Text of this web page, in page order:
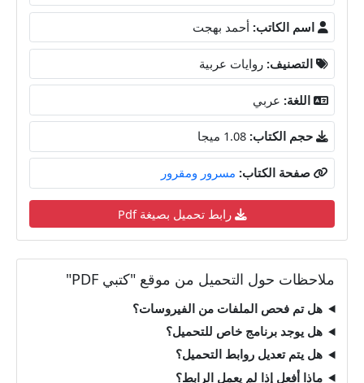
اسم الكاتب: أحمد بهجت
التصنيف: روايات عربية
اللغة: عربي
حجم الكتاب: 1.08 ميجا
صفحة الكتاب: مسرور ومقرور
رابط تحميل بصيغة Pdf
ملاحظات حول التحميل من موقع "كتبي PDF"
هل تم فحص الملفات من الفيروسات؟
هل يوجد برنامج خاص للتحميل؟
هل يتم تعديل روابط التحميل؟
ماذا أفعل إذا لم يعمل الرابط؟